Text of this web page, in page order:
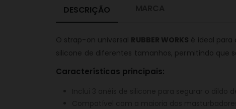
DESCRIÇÃO
O strap-on universal RUBBER WORKS é ideal para
silicone de diferentes tamanhos, permitindo que
Características principais: